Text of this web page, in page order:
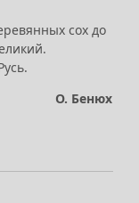
сох до
О. Бенюх